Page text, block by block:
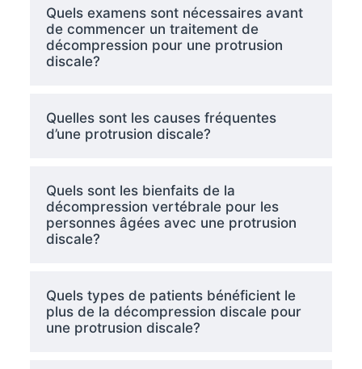
Quels examens sont nécessaires avant
de commencer un traitement de
décompression pour une protrusion
discale?
Quelles sont les causes fréquentes
d’une protrusion discale?
Quels sont les bienfaits de la
décompression vertébrale pour les
personnes âgées avec une protrusion
discale?
Quels types de patients bénéficient le
plus de la décompression discale pour
une protrusion discale?